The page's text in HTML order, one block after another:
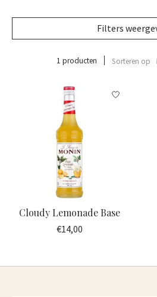
Filters
1 producten Sorteren op
Cloudy Lemonade Base
€14,00